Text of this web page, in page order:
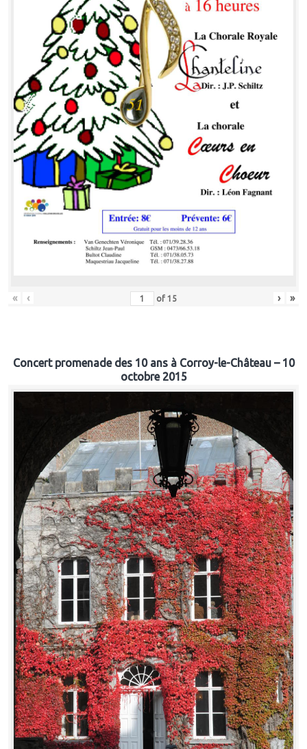
« ‹ of 15 › »
Concert promenade des 10 ans à Corroy-le-Château – 10
octobre 2015